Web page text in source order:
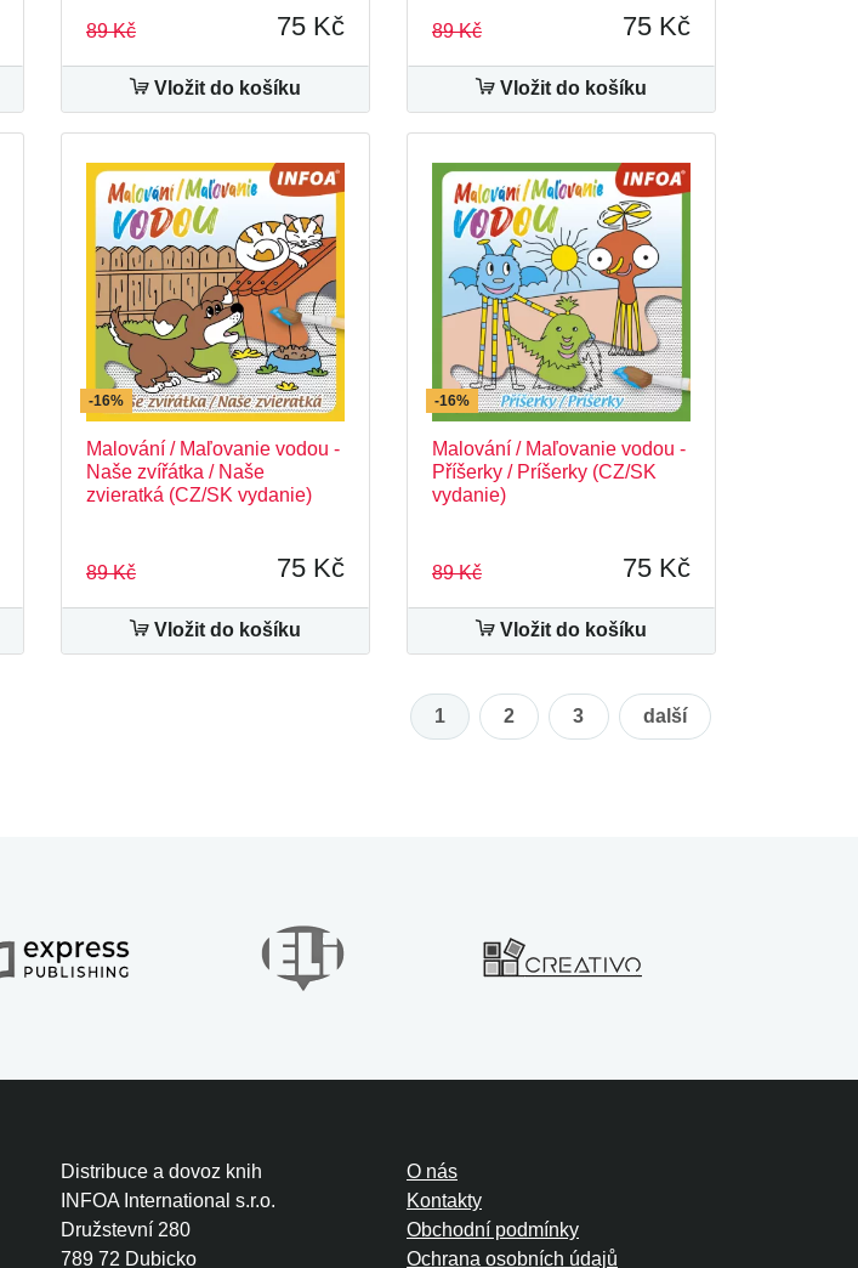
89 Kč 75 Kč
Vložit do košíku
89 Kč 75 Kč
Vložit do košíku
-16%
Malování / Maľovanie vodou -
Naše zvířátka / Naše
zvieratká (CZ/SK vydanie)
89 Kč 75 Kč
Vložit do košíku
-16%
Malování / Maľovanie vodou -
Příšerky / Príšerky (CZ/SK
vydanie)
89 Kč 75 Kč
Vložit do košíku
1 2 3 další
Distribuce a dovoz knih
INFOA International s.r.o.
Družstevní 280
789 72 Dubicko
O nás
Kontakty
Obchodní podmínky
Ochrana osobních údajů